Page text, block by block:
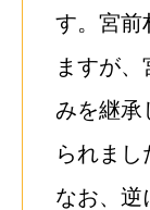
す。宮前
ますが
みを継承
られまし
なお、逆